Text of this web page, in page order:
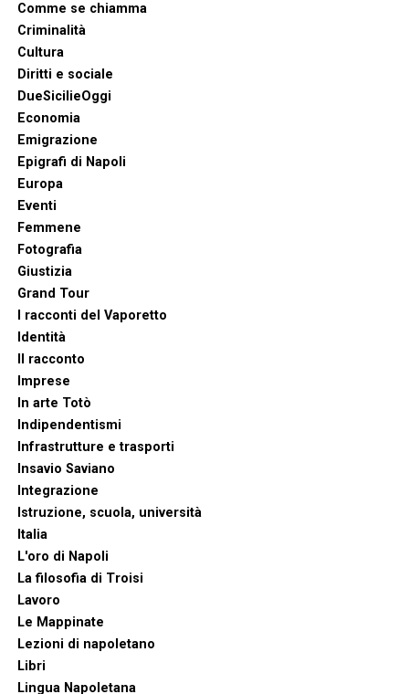
Comme se chiamma
Criminalità
Cultura
Diritti e sociale
DueSicilieOggi
Economia
Emigrazione
Epigrafi di Napoli
Europa
Eventi
Femmene
Fotografia
Giustizia
Grand Tour
I racconti del Vaporetto
Identità
Il racconto
Imprese
In arte Totò
Indipendentismi
Infrastrutture e trasporti
Insavio Saviano
Integrazione
Istruzione, scuola, università
Italia
L'oro di Napoli
La filosofia di Troisi
Lavoro
Le Mappinate
Lezioni di napoletano
Libri
Lingua Napoletana